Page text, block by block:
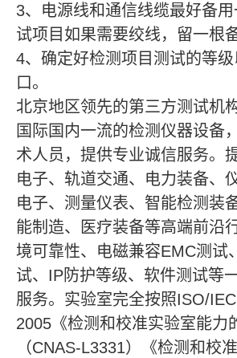
3、电源线和通信线缆最好备用
试项目如果需要绞线，留一根备
4、确定好检测项目测试的等
口。
北京地区领先的第三方测试机
国际国内一流的检测仪器设备
术人员，提供专业诚信服务。
电子、轨道交通、电力装备、
电子、测量仪表、智能检测装
能制造、医疗装备等高端前沿
境可靠性、电磁兼容EMC测试
试、IP防护等级、软件测试等
服务。实验室完全按照ISO/
2005《检测和校准实验室能力
（CNAS-L3331）《检测和校